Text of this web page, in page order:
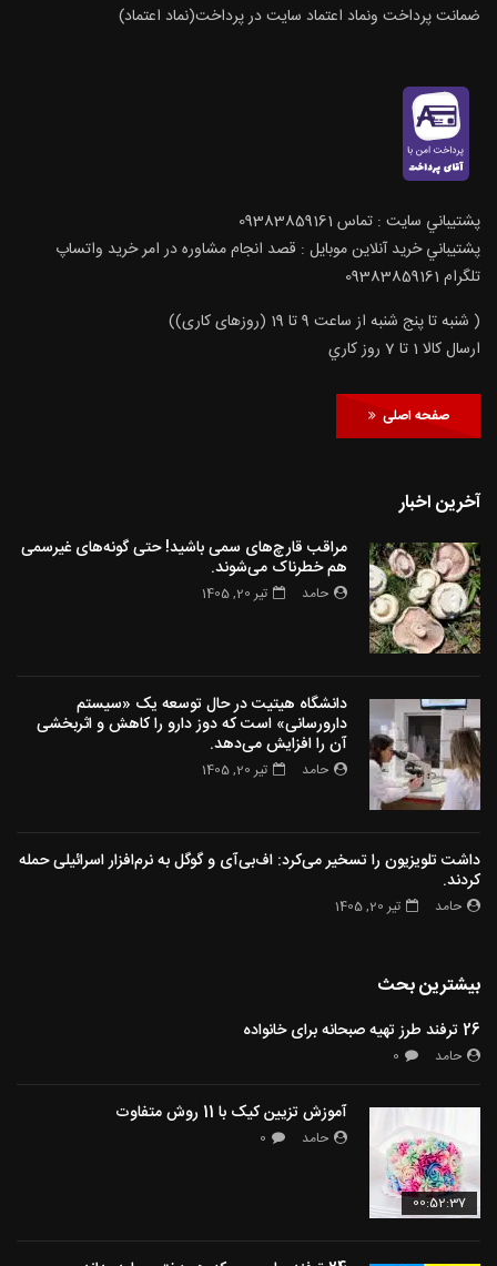
ضمانت پرداخت ونماد اعتماد سایت در پرداخت(نماد اعتماد)
پشتيباني سايت : تماس 09383859161
پشتيباني خريد آنلاين موبايل : قصد انجام مشاوره در امر خرید واتساپ
تلگرام 09383859161
( شنبه تا پنج شنبه از ساعت 9 تا 19 (روزهای کاری))
ارسال كالا 1 تا 7 روز كاري
صفحه اصلی
آخرین اخبار
مراقب قارچ‌های سمی باشید! حتی گونه‌های غیرسمی
هم خطرناک می‌شوند.
حامد تیر 20, 1405
دانشگاه هیتیت در حال توسعه یک «سیستم
دارورسانی» است که دوز دارو را کاهش و اثربخشی
آن را افزایش می‌دهد.
حامد تیر 20, 1405
داشت تلویزیون را تسخیر می‌کرد: اف‌بی‌آی و گوگل به نرم‌افزار اسرائیلی حمله
کردند.
حامد تیر 20, 1405
بیشترین بحث
26 ترفند طرز تهیه صبحانه برای خانواده
حامد 0
00:52:37
آموزش تزیین کیک با 11 روش متفاوت
حامد 0